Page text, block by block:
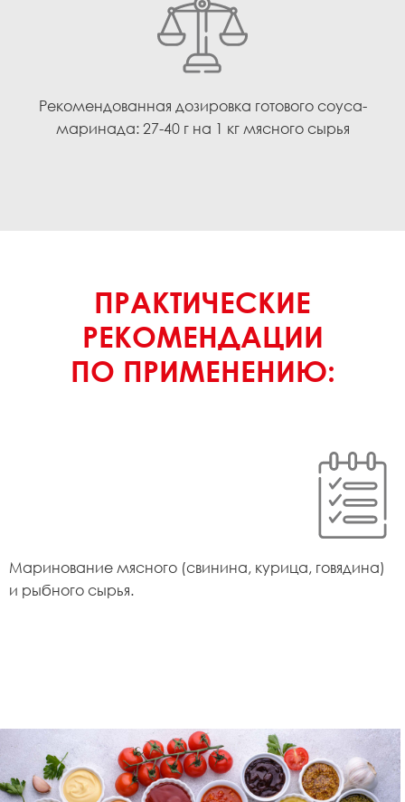
Рекомендованная дозировка готового соуса-
маринада: 27-40 г на 1 кг мясного сырья
ПРАКТИЧЕСКИЕ
РЕКОМЕНДАЦИИ
ПО ПРИМЕНЕНИЮ:
Маринование мясного (свинина, курица, говядина)
и рыбного сырья.